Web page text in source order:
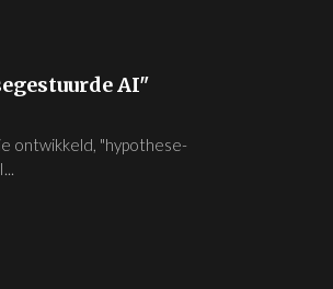
AI"
ontwikkeld, "hypothese-